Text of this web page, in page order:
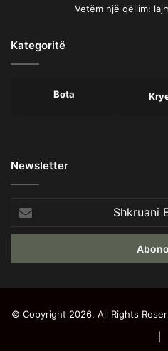
Vetëm një qëllim:
Kategoritë
Bota
Newsletter
E-
mailin
© Copyright 2026, All Rights